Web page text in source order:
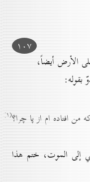
۱٠۷
الأرض أيضاً،
بقوله:
من افتاده ام از پا چرا؟(۱)
إلى الموت، ختم هذا